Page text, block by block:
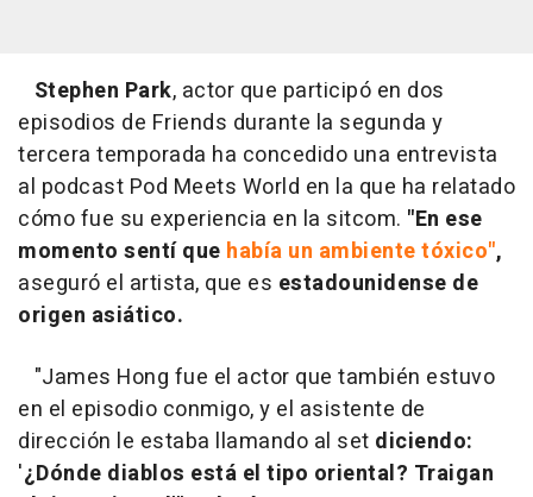
Stephen Park, actor que participó en dos
episodios de Friends durante la segunda y
tercera temporada ha concedido una entrevista
al podcast Pod Meets World en la que ha relatado
cómo fue su experiencia en la sitcom. "En ese
momento sentí que había un ambiente tóxico",
aseguró el artista, que es estadounidense de
origen asiático.
"James Hong fue el actor que también estuvo
en el episodio conmigo, y el asistente de
dirección le estaba llamando al set diciendo:
'¿Dónde diablos está el tipo oriental? Traigan